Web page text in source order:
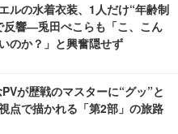
ルの水着衣装、1人だけ“年齢制
反響―兎田ぺこらも「こ、こん
のか？」と興奮隠せず
が歴戦のマスターに“グッ”と
点で描かれる「第2部」の旅路